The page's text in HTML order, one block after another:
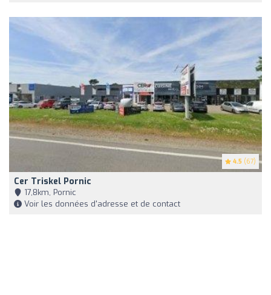
4.5 (67)
Cer Triskel Pornic
17,8km, Pornic
Voir les données d'adresse et de contact